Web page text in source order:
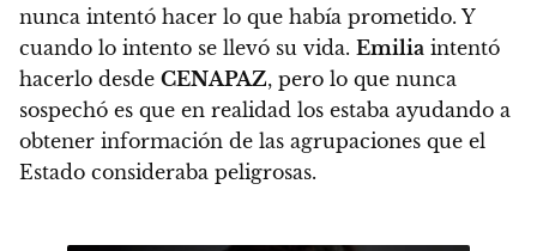
nunca intentó hacer lo que había prometido. Y
cuando lo intento se llevó su vida. Emilia intentó
hacerlo desde CENAPAZ, pero lo que nunca
sospechó es que en realidad los estaba ayudando a
obtener información de las agrupaciones que el
Estado consideraba peligrosas.